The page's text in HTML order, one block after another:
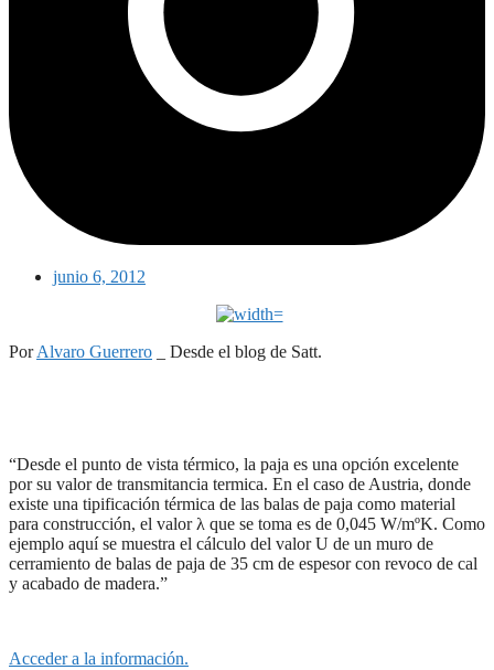
junio 6, 2012
PorAlvaro Guerrero _ Desde el blog de Satt.
“Desde el punto de vista térmico, la paja es una opción excelente
por su valor de transmitancia termica. En el caso de Austria, donde
existe una tipificación térmica de las balas de paja como material
para construcción, el valor λ que se toma es de 0,045 W/mºK. Como
ejemplo aquí se muestra el cálculo del valor U de un muro de
cerramiento de balas de paja de 35 cm de espesor con revoco de cal
y acabado de madera.”
Acceder a la información.